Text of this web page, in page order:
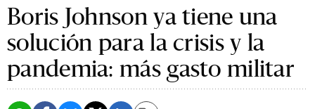
Boris Johnson ya tiene una
solución para la crisis y la
pandemia: más gasto militar